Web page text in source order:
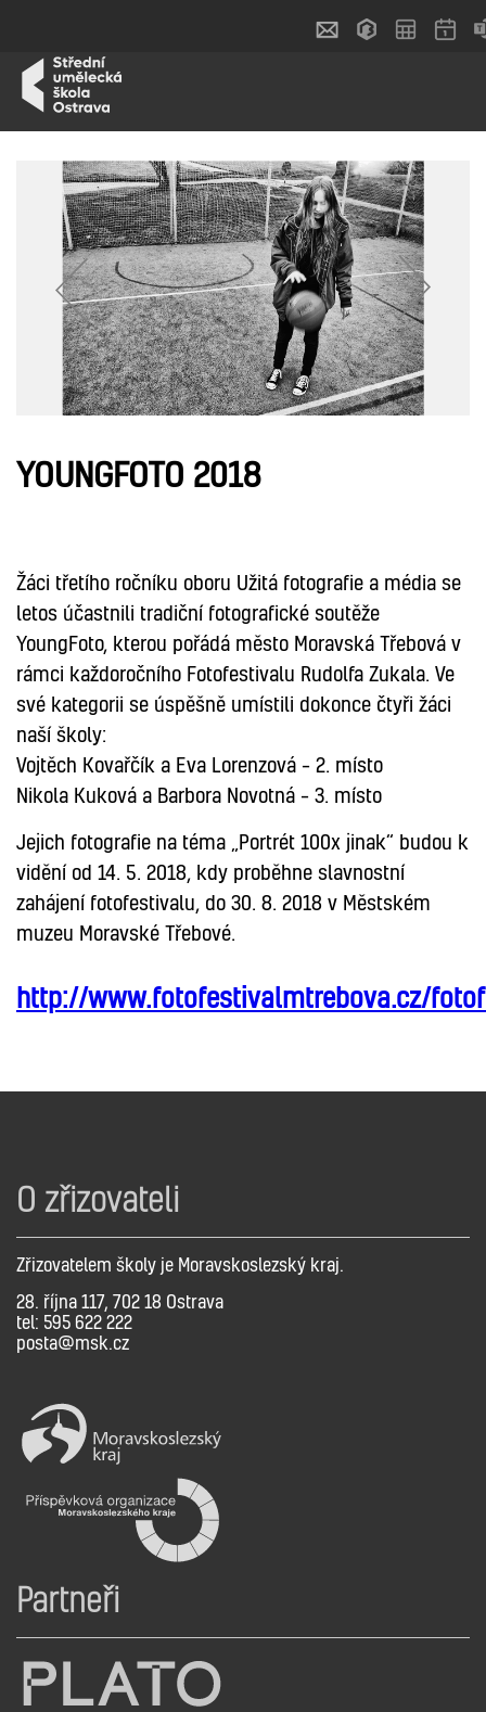
YOUNGFOTO 2018
Žáci třetího ročníku oboru Užitá fotografie a média se
letos účastnili tradiční fotografické soutěže
YoungFoto, kterou pořádá město Moravská Třebová v
rámci každoročního Fotofestivalu Rudolfa Zukala. Ve
své kategorii se úspěšně umístili dokonce čtyři žáci
naší školy:
Vojtěch Kovařčík a Eva Lorenzová – 2. místo
Nikola Kuková a Barbora Novotná – 3. místo
Jejich fotografie na téma „Portrét 100x jinak“ budou k
vidění od 14. 5. 2018, kdy proběhne slavnostní
zahájení fotofestivalu, do 30. 8. 2018 v Městském
muzeu Moravské Třebové.
http://www.fotofestivalmtrebova.cz/
O zřizovateli
Zřizovatelem školy je Moravskoslezský kraj.
28. října 117, 702 18 Ostrava
tel: 595 622 222
posta@msk.cz
Partneři